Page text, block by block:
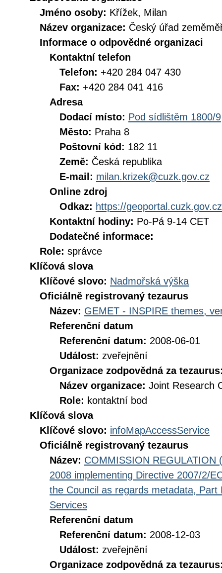
Jméno osoby: Křížek, Milan
Název organizace: Český úřad
Informace o odpovědné organizaci
Kontaktní telefon
Telefon: +420 284 047 430
Fax: +420 284 041 416
Adresa
Dodací místo: Pod sídlištěm 1800/9
Město: Praha 8
Poštovní kód: 182 11
Země: Česká republika
E-mail: milan.krizek@cuzk.gov.cz
Online zdroj
Odkaz: https://geoportal.cuzk.gov.cz
Kontaktní hodiny: Po-Pá 9-14 CET
Dodatečné informace:
Role: správce
Klíčová slova
Klíčové slovo: Nadmořská výška
Oficiálně registrovaný tezaurus
Název: GEMET - INSPIRE themes,
Referenční datum
Referenční datum: 2008-06-01
Událost: zveřejnění
Organizace zodpovědná za
Název organizace: Joint Research
Role: kontaktní bod
Klíčová slova
Klíčové slovo: infoMapAccessService
Oficiálně registrovaný tezaurus
Název: COMMISSION REGULATION
2008 implementing Directive 2007/2/
the Council as regards metadata,
Services
Referenční datum
Referenční datum: 2008-12-03
Událost: zveřejnění
Organizace zodpovědná za